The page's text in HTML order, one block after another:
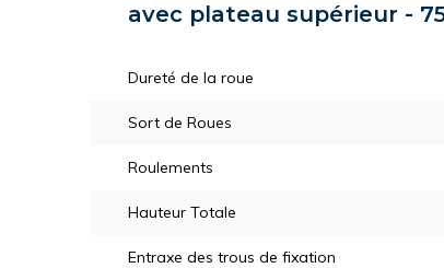
avec plateau supérieur -
Dureté de la roue
Sort de Roues
Roulements
Hauteur Totale
Entraxe des trous de fixation